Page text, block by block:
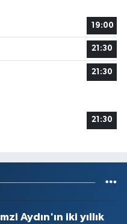
19:00
21:30
21:30
21:30
Aydın'ın iki yıllık